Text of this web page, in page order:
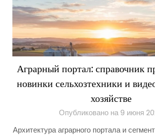
Аграрный портал: справочник
новинки сельхозтехники и
хозяйстве
Опубликовано на 9 июня
Архитектура аграрного портала и